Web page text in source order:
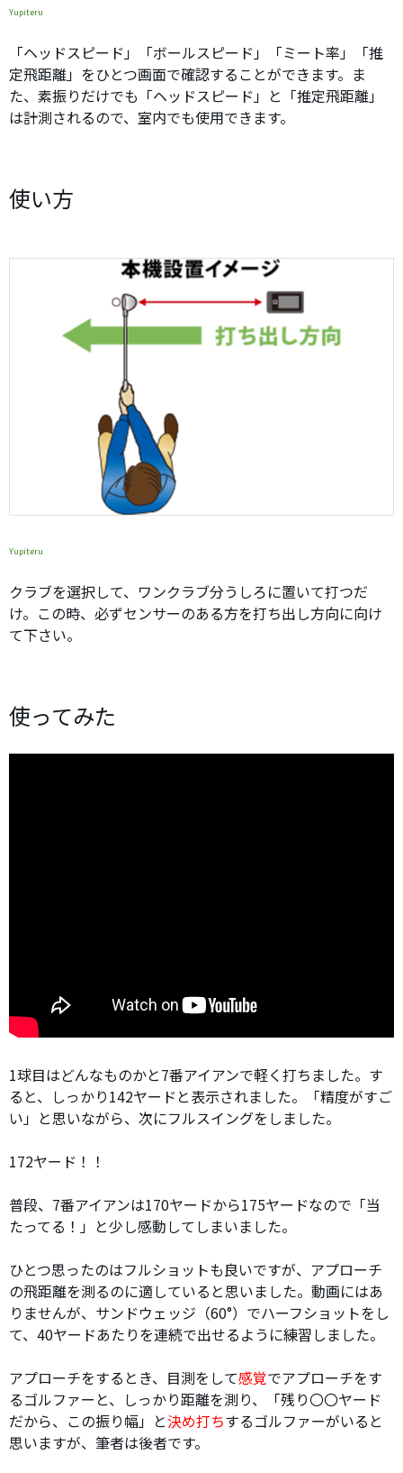
Yupiteru
「ヘッドスピード」「ボールスピード」「ミート率」「推
定飛距離」をひとつ画面で確認することができます。ま
た、素振りだけでも「ヘッドスピード」と「推定飛距離」
は計測されるので、室内でも使用できます。
使い方
Yupiteru
クラブを選択して、ワンクラブ分うしろに置いて打つだ
け。この時、必ずセンサーのある方を打ち出し方向に向け
て下さい。
使ってみた
1球目はどんなものかと7番アイアンで軽く打ちました。す
ると、しっかり142ヤードと表示されました。「精度がすご
い」と思いながら、次にフルスイングをしました。
172ヤード！！
普段、7番アイアンは170ヤードから175ヤードなので「当
たってる！」と少し感動してしまいました。
ひとつ思ったのはフルショットも良いですが、アプローチ
の飛距離を測るのに適していると思いました。動画にはあ
りませんが、サンドウェッジ（60°）でハーフショットをし
て、40ヤードあたりを連続で出せるように練習しました。
アプローチをするとき、目測をして感覚でアプローチをす
るゴルファーと、しっかり距離を測り、「残り〇〇ヤード
だから、この振り幅」と決め打ちするゴルファーがいると
思いますが、筆者は後者です。